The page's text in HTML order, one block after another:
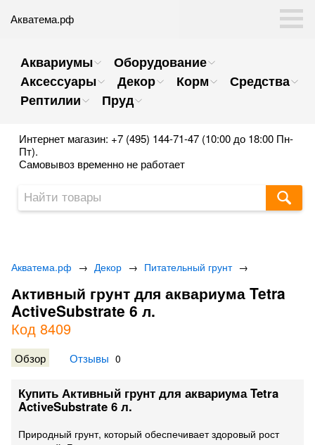
Акватема.рф
Аквариумы
Оборудование
Аксессуары
Декор Корм
Средства
Рептилии
Пруд
Интернет магазин: +7 (495) 144-71-47 (10:00 до 18:00 Пн-
Пт).
Самовывоз временно не работает
Акватема.рф → Декор → Питательный грунт →
Активный грунт для аквариума Tetra
ActiveSubstrate 6 л.
Код 8409
Обзор Отзывы 0
Купить Активный грунт для аквариума Tetra
ActiveSubstrate 6 л.
Природный грунт, который обеспечивает здоровый рост